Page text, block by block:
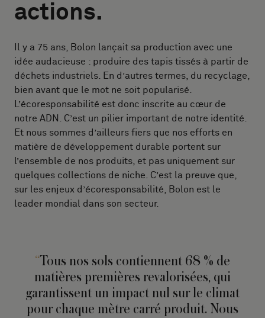
actions.
Il y a 75 ans, Bolon lançait sa production avec une
idée audacieuse : produire des tapis tissés à partir de
déchets industriels. En d’autres termes, du recyclage,
bien avant que le mot ne soit popularisé.
L’écoresponsabilité est donc inscrite au cœur de
notre ADN. C’est un pilier important de notre identité.
Et nous sommes d’ailleurs fiers que nos efforts en
matière de développement durable portent sur
l’ensemble de nos produits, et pas uniquement sur
quelques collections de niche. C’est la preuve que,
sur les enjeux d’écoresponsabilité, Bolon est le
leader mondial dans son secteur.
Tous nos sols contiennent 68 % de
matières premières revalorisées, qui
garantissent un impact nul sur le climat
pour chaque mètre carré produit. Nous